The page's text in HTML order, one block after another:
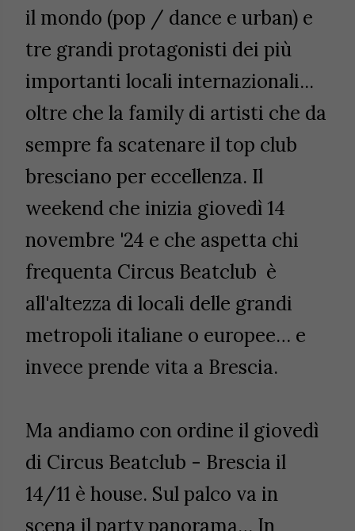
il mondo (pop / dance e urban) e
tre grandi protagonisti dei più
importanti locali internazionali...
oltre che la family di artisti che da
sempre fa scatenare il top club
bresciano per eccellenza. Il
weekend che inizia giovedì 14
novembre '24 e che aspetta chi
frequenta Circus Beatclub è
all'altezza di locali delle grandi
metropoli italiane o europee… e
invece prende vita a Brescia.
Ma andiamo con ordine il giovedì
di Circus Beatclub - Brescia il
14/11 è house. Sul palco va in
scena il party panorama… In